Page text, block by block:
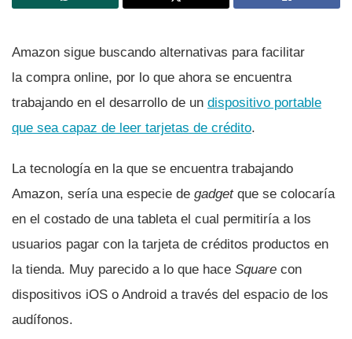
Amazon sigue buscando alternativas para facilitar
la compra online, por lo que ahora se encuentra
trabajando en el desarrollo de un dispositivo portable
que sea capaz de leer tarjetas de crédito.
La tecnologí­a en la que se encuentra trabajando
Amazon, serí­a una especie de gadgetque se colocarí­a
en el costado de una tableta el cual permitirí­a a los
usuarios pagar con la tarjeta de créditos productos en
la tienda. Muy parecido a lo que hace Square con
dispositivos iOS o Android a través del espacio de los
audí­fonos.